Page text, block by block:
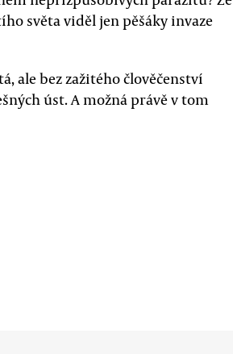
světa viděl jen pěšáky invaze
ale bez zažitého člověčenství
úst. A možná právě v tom